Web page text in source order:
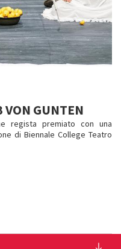
VON GUNTEN
regista premiato con una
di Biennale College Teatro